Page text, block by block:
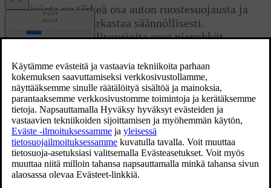
Päivitetty 19.03.2020
Maalipinta on tärkeä osa auton ruostesuojausta ja
pitää sen vuoksi tarkastaa säännöllisesti.
Tavallisimpia maalivaurioita ovat pienehköt
reunoissa, ovissa ja puskureissa.
Maalivauriot pitää korjata välittömästi, jotta ruostetta ei pääse
syntymään.